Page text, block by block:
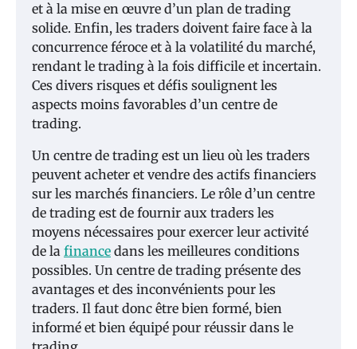
et à la mise en œuvre d’un plan de trading
solide. Enfin, les traders doivent faire face à la
concurrence féroce et à la volatilité du marché,
rendant le trading à la fois difficile et incertain.
Ces divers risques et défis soulignent les
aspects moins favorables d’un centre de
trading.
Un centre de trading est un lieu où les traders
peuvent acheter et vendre des actifs financiers
sur les marchés financiers. Le rôle d’un centre
de trading est de fournir aux traders les
moyens nécessaires pour exercer leur activité
de la finance dans les meilleures conditions
possibles. Un centre de trading présente des
avantages et des inconvénients pour les
traders. Il faut donc être bien formé, bien
informé et bien équipé pour réussir dans le